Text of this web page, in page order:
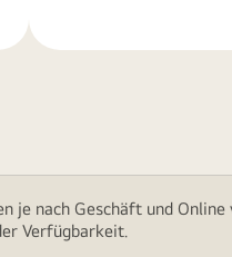
je nach Geschäft und
Verfügbarkeit.